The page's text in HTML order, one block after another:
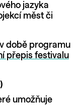
jazyka
měst či
době programu
přepis festivalu
umožňuje